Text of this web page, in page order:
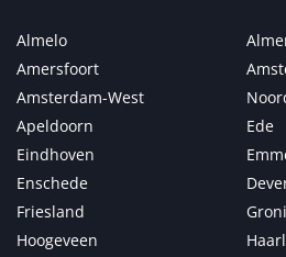
Almelo
Amersfoort
Amsterdam-West
Apeldoorn
Ede
Eindhoven
Enschede
Friesland
Hoogeveen